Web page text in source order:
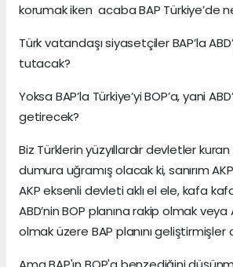
korumak iken acaba BAP Türkiye’de
Türk vatandaşı siyasetçiler BAP’la
tutacak?
Yoksa BAP’la Türkiye’yi BOP’a, yani
getirecek?
Biz Türklerin yüzyıllardır devletler
dumura uğramış olacak ki, sanırım
AKP eksenli devleti aklı el ele, kafa
ABD’nin BOP planına rakip olmak veya
olmak üzere BAP planını geliştirmişler